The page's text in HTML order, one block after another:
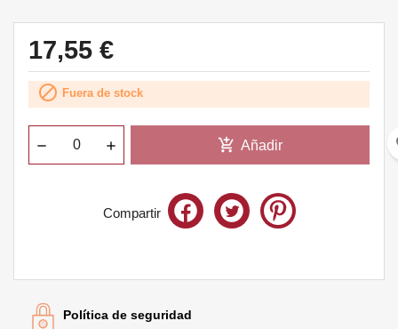
17,55 €
 Fuera de stock
add_shopping_cart Añadir
Compartir
Política de seguridad